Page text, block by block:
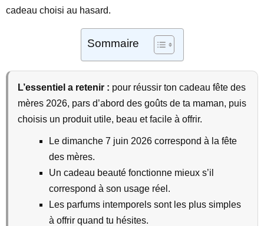
cadeau choisi au hasard.
Sommaire
L’essentiel a retenir : pour réussir ton cadeau fête des
mères 2026, pars d’abord des goûts de ta maman, puis
choisis un produit utile, beau et facile à offrir.
Le dimanche 7 juin 2026 correspond à la fête
des mères.
Un cadeau beauté fonctionne mieux s’il
correspond à son usage réel.
Les parfums intemporels sont les plus simples
à offrir quand tu hésites.